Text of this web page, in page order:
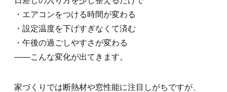
・エアコンをつける時間が変わる
・設定温度を下げすぎなくて済む
・午後の過ごしやすさが変わる
――こんな変化が出てきます。
家づくりでは断熱材や窓性能に注目しがちですが、